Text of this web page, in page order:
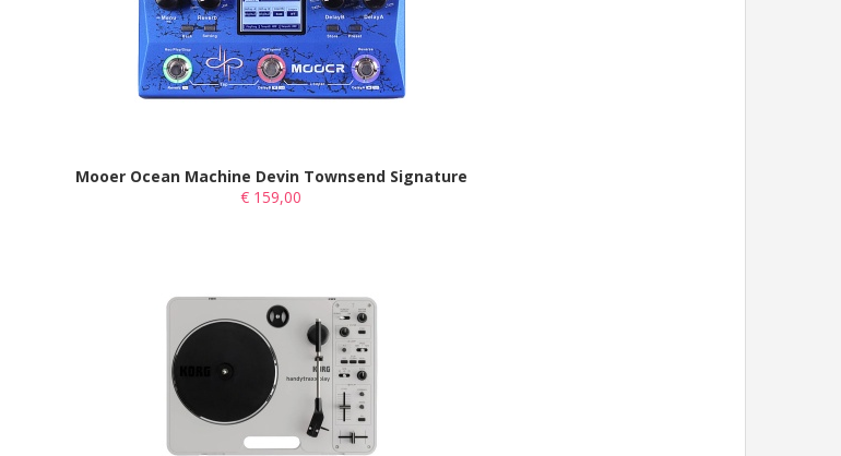
Mooer Ocean Machine Devin Townsend Signature
€ 159,00